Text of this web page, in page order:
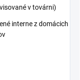
v továrni)
interne z domácich